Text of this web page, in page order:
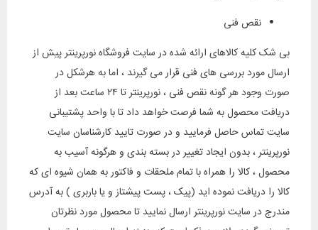
نقص فنی
بی شک کلیه کالاهای ارائه شده در سایت فروشگاه نورپرینتر پیش از
ارسال مورد بررسی های فنی قرار می گیرند ، اما به هرشکل در
صورت وجود هر گونه نقص فنی ، نورپرینتر تا ۲۴ ساعت بعد از
دریافت محصول به شما فرصت خواهد داد تا با واحد پشتیبانی
سایت تماس حاصل فرمایید و در صورت تایید کارشناسان سایت
نورپرینتر ، بدون ایجاد تغییر در بسته بندی و هرگونه آسیب به
محصول ، کالا را همراه با تمام ملحقات و فاکتور به همان شیوه ای که
کالا را دریافت نموده اید (پیک ، پست پیشتاز و یا باربری ) به آدرس
مندرج در سایت نورپرینتر ارسال نمایید تا محصول مورد نظرتان